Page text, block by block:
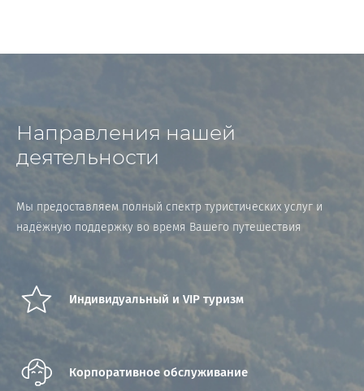
Направления нашей
деятельности
Мы предоставляем полный спектр туристических услуг и
надёжную поддержку во время Вашего путешествия
Индивидуальный и VIP туризм
Корпоративное обслуживание